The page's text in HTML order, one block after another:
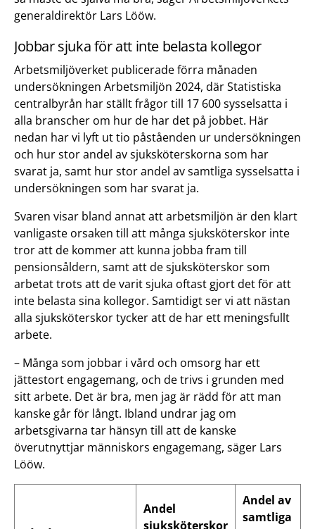
generaldirektör Lars Lööw.
Jobbar sjuka för att inte belasta kollegor
Arbetsmiljöverket publicerade förra månaden
undersökningen Arbetsmiljön 2024, där Statistiska
centralbyrån har ställt frågor till 17 600 sysselsatta i
alla branscher om hur de har det på jobbet. Här
nedan har vi lyft ut tio påståenden ur undersökningen
och hur stor andel av sjuksköterskorna som har
svarat ja, samt hur stor andel av samtliga sysselsatta i
undersökningen som har svarat ja.
Svaren visar bland annat att arbetsmiljön är den klart
vanligaste orsaken till att många sjuksköterskor inte
tror att de kommer att kunna jobba fram till
pensionsåldern, samt att de sjuksköterskor som
arbetat trots att de varit sjuka oftast gjort det för att
inte belasta sina kollegor. Samtidigt ser vi att nästan
alla sjuksköterskor tycker att de har ett meningsfullt
arbete.
– Många som jobbar i vård och omsorg har ett
jättestort engagemang, och de trivs i grunden med
sitt arbete. Det är bra, men jag är rädd för att man
kanske går för långt. Ibland undrar jag om
arbetsgivarna tar hänsyn till att de kanske
överutnyttjar människors engagemang, säger Lars
Lööw.
Andel
sjuksköterskor
Andel av
samtliga